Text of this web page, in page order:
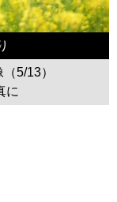
5/13）
に